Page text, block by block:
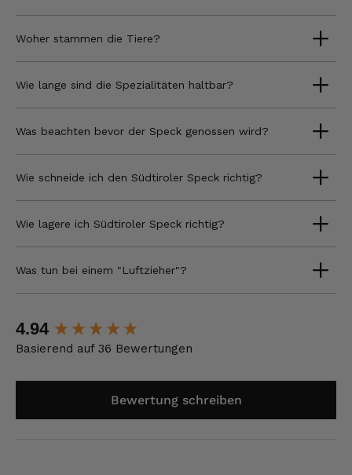
Woher stammen die Tiere?
Wie lange sind die Spezialitäten haltbar?
Was beachten bevor der Speck genossen wird?
Wie schneide ich den Südtiroler Speck richtig?
Wie lagere ich Südtiroler Speck richtig?
Was tun bei einem "Luftzieher"?
4.94
Basierend auf 36 Bewertungen
Bewertung schreiben
New content loaded